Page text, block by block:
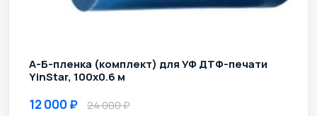
А-Б-пленка (комплект) для УФ ДТФ-печати
YinStar, 100х0.6 м
12 000 24 000